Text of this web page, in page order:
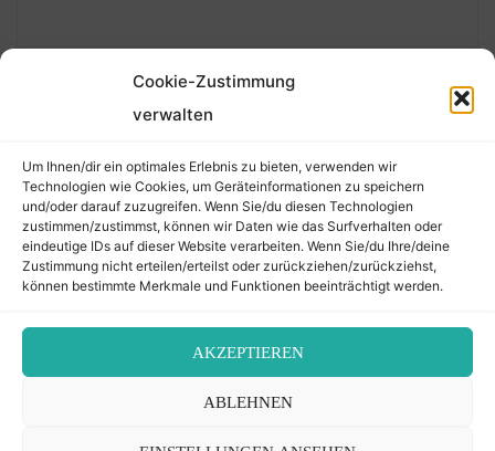
Cookie-Zustimmung
verwalten
Um Ihnen/dir ein optimales Erlebnis zu bieten, verwenden wir
Technologien wie Cookies, um Geräteinformationen zu speichern
und/oder darauf zuzugreifen. Wenn Sie/du diesen Technologien
zustimmen/zustimmst, können wir Daten wie das Surfverhalten oder
eindeutige IDs auf dieser Website verarbeiten. Wenn Sie/du Ihre/deine
Zustimmung nicht erteilen/erteilst oder zurückziehen/zurückziehst,
können bestimmte Merkmale und Funktionen beeinträchtigt werden.
AKZEPTIEREN
ABLEHNEN
nach:
©2026 Der Transkribierer
Kontakt / Impressum
Back
to